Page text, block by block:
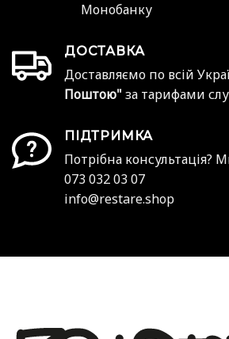
Монобанку
ДОСТАВКА
Доставляємо по всій
Поштою" за тарифами
ПІДТРИМКА
Потрібна консультація?
073 032 03 07
info@restare.shop